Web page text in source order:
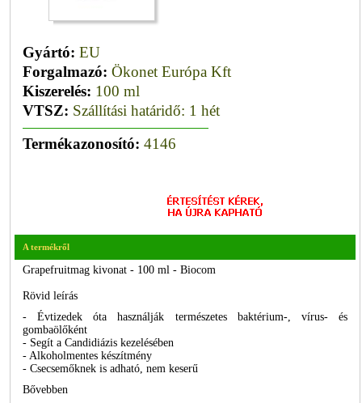
Gyártó: EU
Forgalmazó: Ökonet Európa Kft
Kiszerelés: 100 ml
VTSZ: Szállítási határidő: 1 hét
Termékazonosító: 4146
A termékről
Grapefruitmag kivonat - 100 ml - Biocom
Rövid leírás
- Évtizedek óta használják természetes baktérium-, vírus- és
gombaölőként
- Segít a Candidiázis kezelésében
- Alkoholmentes készítmény
- Csecsemőknek is adható, nem keserű
Bővebben